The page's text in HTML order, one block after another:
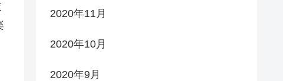
2020年11月
2020年10月
2020年9月